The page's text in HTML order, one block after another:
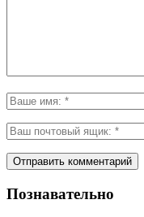
Познавательно